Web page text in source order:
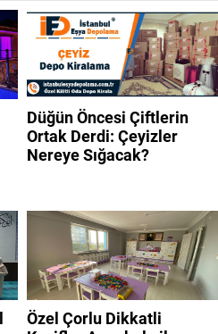
Düğün Öncesi Çiftlerin
Ortak Derdi: Çeyizler
Nereye Sığacak?
Özel Çorlu Dikkatli